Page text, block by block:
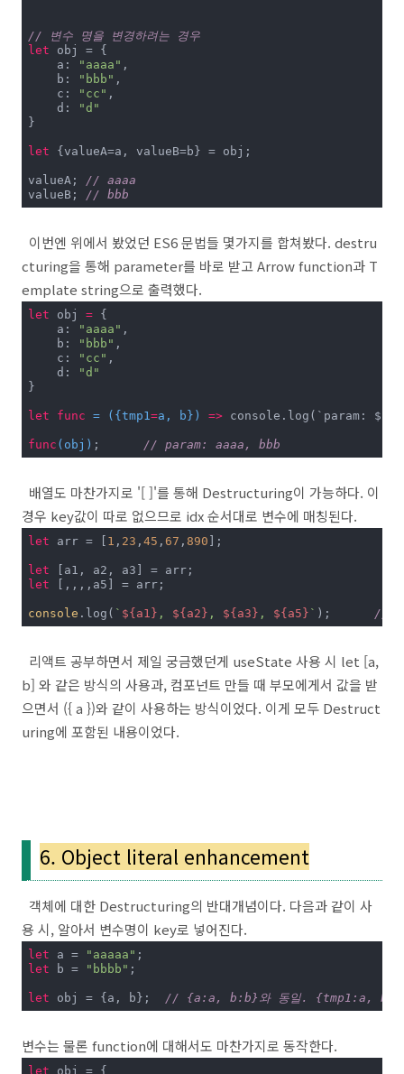
// 변수 명을 변경하려는 경우
let obj = {
    a:
"aaaa" ,
    b:
"bbb" ,
    c:
"cc" ,
    d:
"d"
}
let {valueA=a, valueB=b} = obj;
// aaaa
// bbb
이번엔 위에서 봤었던 ES6 문법들 몇가지를 합쳐봤다. destru
cturing을 통해 parameter를 바로 받고 Arrow function과 T
emplate string으로 출력했다.
let obj = {
    a:
"aaaa" ,
    b:
"bbb" ,
    c:
"cc" ,
    d:
"d"
}
let func = ({tmp1 =a, b}) => console.log(`param:
func (obj) // param: aaaa, bbb
배열도 마찬가지로 '[ ]'를 통해 Destructuring이 가능하다. 이
경우 key값이 따로 없으므로 idx 순서대로 변수에 매칭된다.
let arr = [ 1 , 23 , 45 , 67 , 890 ];
let
let [,,,,a5] = arr;
console .log( ` ${a1} , ${a2} , ${a3} , ${a5} ` //
리액트 공부하면서 제일 궁금했던게 useState 사용 시 let [a,
b] 와 같은 방식의 사용과, 컴포넌트 만들 때 부모에게서 값을 받
으면서 ({ a })와 같이 사용하는 방식이었다. 이게 모두 Destruct
uring에 포함된 내용이었다.
6. Object literal enhancement
객체에 대한 Destructuring의 반대개념이다. 다음과 같이 사
용 시, 알아서 변수명이 key로 넣어진다.
let a = "aaaaa"
let b = "bbbb" ;
let obj = {a, b}; // {a:a, b:b}와 동일. {tmp1:a, b} 이
변수는 물론 function에 대해서도 마찬가지로 동작한다.
let obj = {